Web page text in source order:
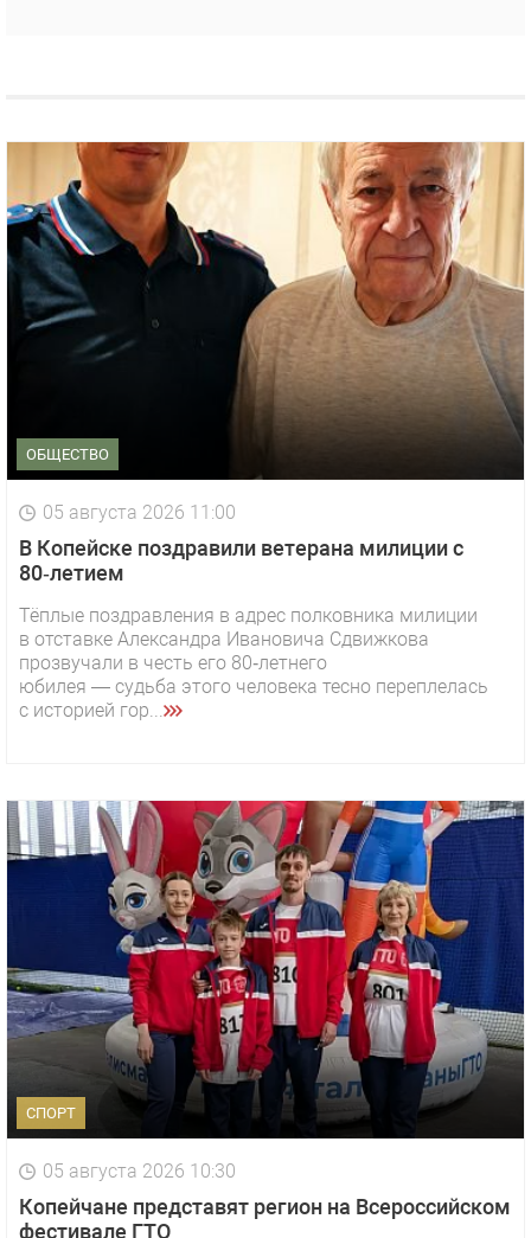
ОБЩЕСТВО
05 августа 2026 11:00
В Копейске поздравили ветерана милиции с
80‑летием
Тёплые поздравления в адрес полковника милиции
в отставке Александра Ивановича Сдвижкова
прозвучали в честь его 80‑летнего
юбилея — судьба этого человека тесно переплелась
с историей гор...
СПОРТ
05 августа 2026 10:30
Копейчане представят регион на Всероссийском
фестивале ГТО